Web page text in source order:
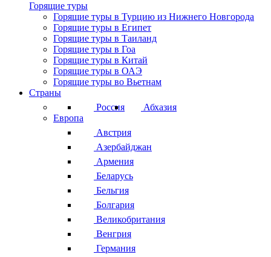
Горящие туры
Горящие туры в Турцию из Нижнего Новгорода
Горящие туры в Египет
Горящие туры в Таиланд
Горящие туры в Гоа
Горящие туры в Китай
Горящие туры в ОАЭ
Горящие туры во Вьетнам
Страны
Россия
Абхазия
Европа
Австрия
Азербайджан
Армения
Беларусь
Бельгия
Болгария
Великобритания
Венгрия
Германия